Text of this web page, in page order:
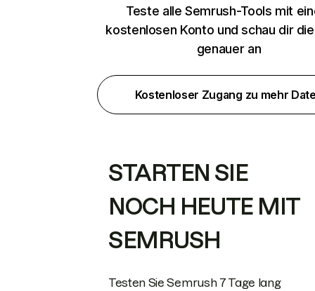
Teste alle Semrush-Tools mit
kostenlosen Konto und schau dir
genauer an
Kostenloser Zugang zu mehr
STARTEN SIE
NOCH HEUTE MIT
SEMRUSH
Testen Sie Semrush 7 Tage lang